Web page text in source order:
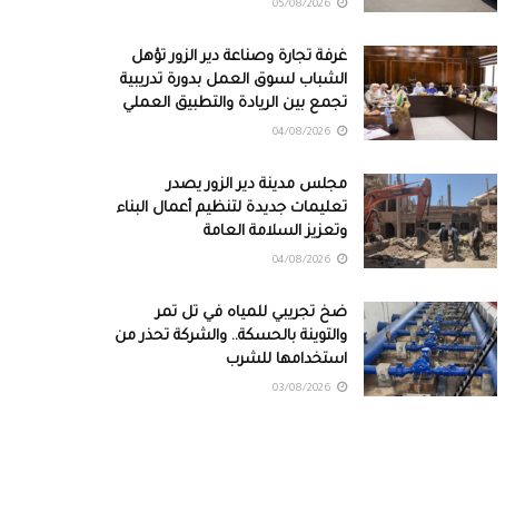
غرفة تجارة وصناعة دير الزور تؤهل
الشباب لسوق العمل بدورة تدريبية
تجمع بين الريادة والتطبيق العملي
مجلس مدينة دير الزور يصدر
تعليمات جديدة لتنظيم أعمال البناء
وتعزيز السلامة العامة
ضخ تجريبي للمياه في تل تمر
والتوينة بالحسكة.. والشركة تحذر من
استخدامها للشرب